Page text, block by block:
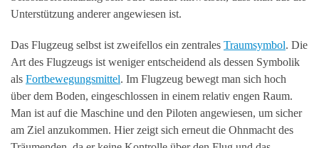
Unterstützung anderer angewiesen ist.
Das Flugzeug selbst ist zweifellos ein zentrales Traumsymbol. Die
Art des Flugzeugs ist weniger entscheidend als dessen Symbolik
als Fortbewegungsmittel. Im Flugzeug bewegt man sich hoch
über dem Boden, eingeschlossen in einem relativ engen Raum.
Man ist auf die Maschine und den Piloten angewiesen, um sicher
am Ziel anzukommen. Hier zeigt sich erneut die Ohnmacht des